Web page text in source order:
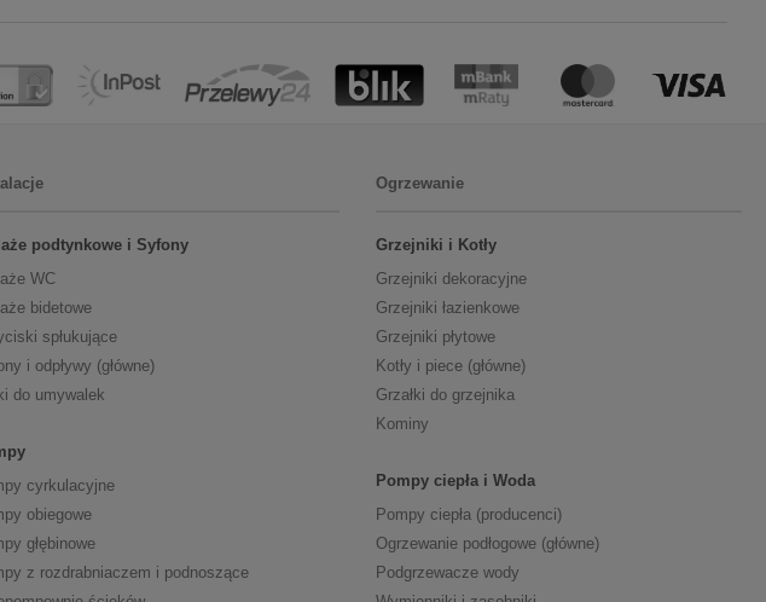
podtynkowe i Syfony
WC
bidetowe
spłukujące
i odpływy (główne)
do umywalek
cyrkulacyjne
obiegowe
głębinowe
z rozdrabniaczem i podnoszące
Ogrzewanie
Grzejniki i Kotły
Grzejniki dekoracyjne
Grzejniki łazienkowe
Grzejniki płytowe
Kotły i piece (główne)
Grzałki do grzejnika
Kominy
Pompy ciepła i Woda
Pompy ciepła (producenci)
Ogrzewanie podłogowe (główne)
Podgrzewacze wody